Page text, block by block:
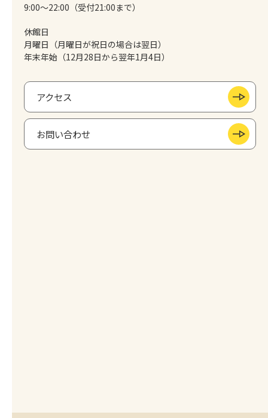
9:00～22:00（受付21:00まで）
休館日
月曜日（月曜日が祝日の場合は翌日）
年末年始（12月28日から翌年1月4日）
アクセス
お問い合わせ